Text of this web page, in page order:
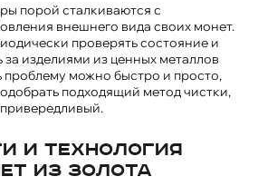
порой сталкиваются с
внешнего вида своих монет.
проверять состояние и
изделиями из ценных металлов
проблему можно быстро и просто,
подходящий метод чистки,
привередливый.
и технология
из золота